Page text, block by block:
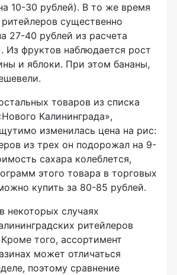
10-30 рублей). В то же время
существенно
27-40 рублей из расчета
Из фруктов наблюдается рост
и яблоки. При этом бананы,
товаров из списка
Калининграда»,
изменилась цена на рис:
из трех он подорожал на 9-
сахара колеблется,
этого товара в торговых
купить за 80-85 рублей.
некоторых случаях
ритейлеров
того, ассортимент
может отличаться
поэтому сравнение